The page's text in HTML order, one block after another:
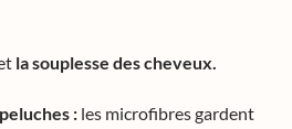
la souplesse des cheveux.
:les microfibres gardent